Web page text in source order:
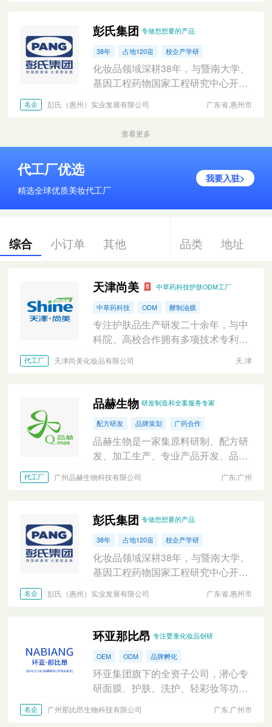
彭氏集团 专做您想要的产品
38年 占地120亩 校企产学研
化妆品领域深耕38年，与暨南大学、
基因工程药物国家工程研究中心开展
础护理配方，防晒、美白、防脱等特
名企 彭氏（惠州）实业发展有限公司 广东省.惠州市
查看更多
代工厂优选
精选全球优质美妆代工厂
我要入驻>
综合 小订单 其他 品类 地址
天津尚美 中草药科技护肤ODM工厂
中草药科技 ODM 酵制油膜
专注护肤品生产研发二十余年，与中
科院、高校合作拥有多项技术专利和
代工厂 天津尚美化妆品有限公司 天.津
品赫生物 研发制造和全案服务专家
配方研发 品牌策划 广药合作
品赫生物是一家集原料研制、配方研
发、加工生产、专业产品开发、品牌
化妆品OBM/OEM/ODM服务。
代工厂 广州品赫生物科技有限公司 广东.广州
彭氏集团 专做您想要的产品
38年 占地120亩 校企产学研
化妆品领域深耕38年，与暨南大学、
基因工程药物国家工程研究中心开展
础护理配方，防晒、美白、防脱等特
名企 彭氏（惠州）实业发展有限公司 广东省.惠州市
环亚那比昂 专注婴童化妆品创研
OEM ODM 品牌孵化
环亚集团旗下的全资子公司，潜心专
研面膜、护肤、洗护、轻彩妆等功效
台。
名企 广州那比昂生物科技有限公司 广东.广州市